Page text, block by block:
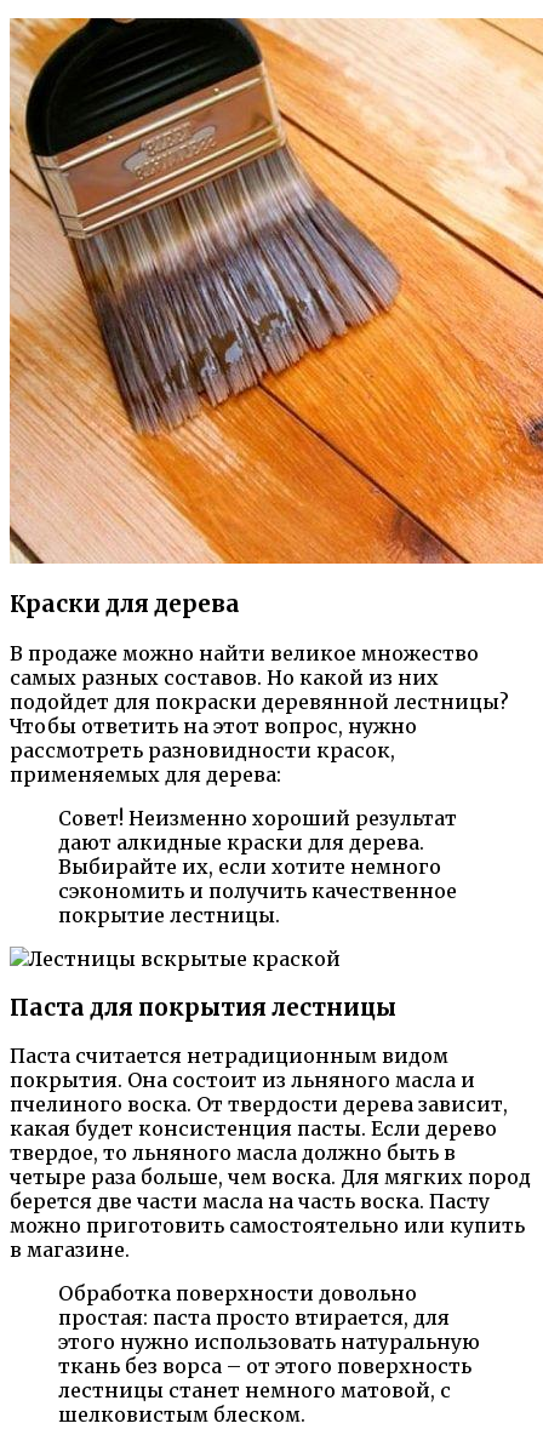
Краски для дерева
В продаже можно найти великое множество
самых разных составов. Но какой из них
подойдет для покраски деревянной лестницы?
Чтобы ответить на этот вопрос, нужно
рассмотреть разновидности красок,
применяемых для дерева:
Совет! Неизменно хороший результат
дают алкидные краски для дерева.
Выбирайте их, если хотите немного
сэкономить и получить качественное
покрытие лестницы.
Паста для покрытия лестницы
Паста считается нетрадиционным видом
покрытия. Она состоит из льняного масла и
пчелиного воска. От твердости дерева зависит,
какая будет консистенция пасты. Если дерево
твердое, то льняного масла должно быть в
четыре раза больше, чем воска. Для мягких пород
берется две части масла на часть воска. Пасту
можно приготовить самостоятельно или купить
в магазине.
Обработка поверхности довольно
простая: паста просто втирается, для
этого нужно использовать натуральную
ткань без ворса – от этого поверхность
лестницы станет немного матовой, с
шелковистым блеском.